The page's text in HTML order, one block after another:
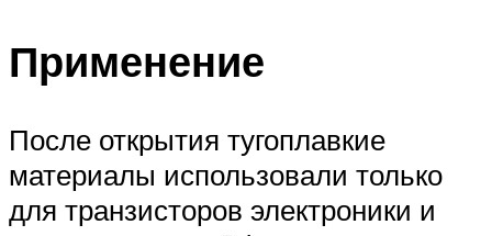
Применение
После открытия тугоплавкие
материалы использовали только
для транзисторов электроники и